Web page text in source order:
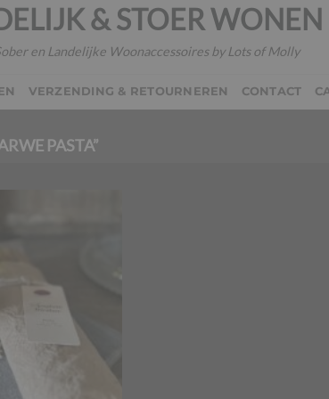
& STOER WONEN
en Landelijke Woonaccessoires by Lots of Molly
VERZENDING & RETOURNEREN CONTACT
PASTA”